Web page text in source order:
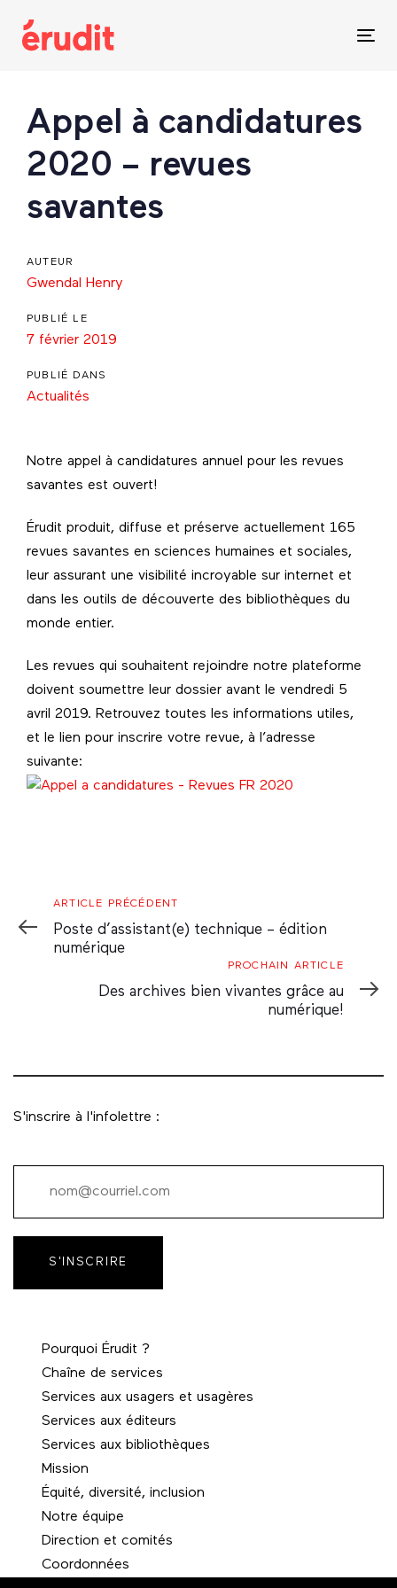
links
Appel à candidatures
2020 – revues
savantes
AUTEUR
Gwendal Henry
PUBLIÉ LE
7 février 2019
PUBLIÉ DANS
Actualités
Notre appel à candidatures annuel pour les revues
savantes est ouvert!
Érudit produit, diffuse et préserve actuellement 165
revues savantes en sciences humaines et sociales,
leur assurant une visibilité incroyable sur internet et
dans les outils de découverte des bibliothèques du
monde entier.
Les revues qui souhaitent rejoindre notre plateforme
doivent soumettre leur dossier avant le vendredi 5
avril 2019. Retrouvez toutes les informations utiles,
et le lien pour inscrire votre revue, à l’adresse
suivante:
Post
navigation
Article
Précédent
ARTICLE PRÉCÉDENT
Poste d’assistant(e) technique – édition
numérique
PROCHAIN ARTICLE
Des archives bien vivantes grâce au
numérique!
S'inscrire à l'infolettre :
S'INSCRIRE
Pourquoi Érudit ?
Chaîne de services
Services aux usagers et usagères
Services aux éditeurs
Services aux bibliothèques
Mission
Équité, diversité, inclusion
Notre équipe
Direction et comités
Coordonnées